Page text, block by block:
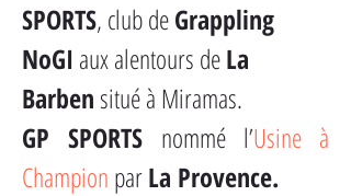
SPORTS, club de Grappling
NoGI aux alentours de La
Barben situé à Miramas.
GP SPORTS nommé l’Usine à
Champion par La Provence.